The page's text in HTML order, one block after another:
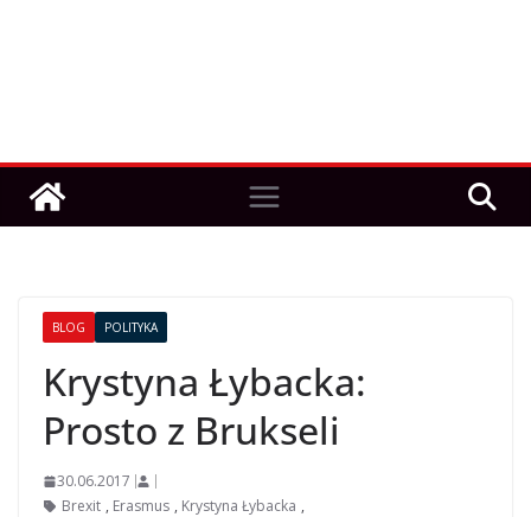
BLOG POLITYKA
Krystyna Łybacka:
Prosto z Brukseli
30.06.2017
Brexit , Erasmus , Krystyna Łybacka ,